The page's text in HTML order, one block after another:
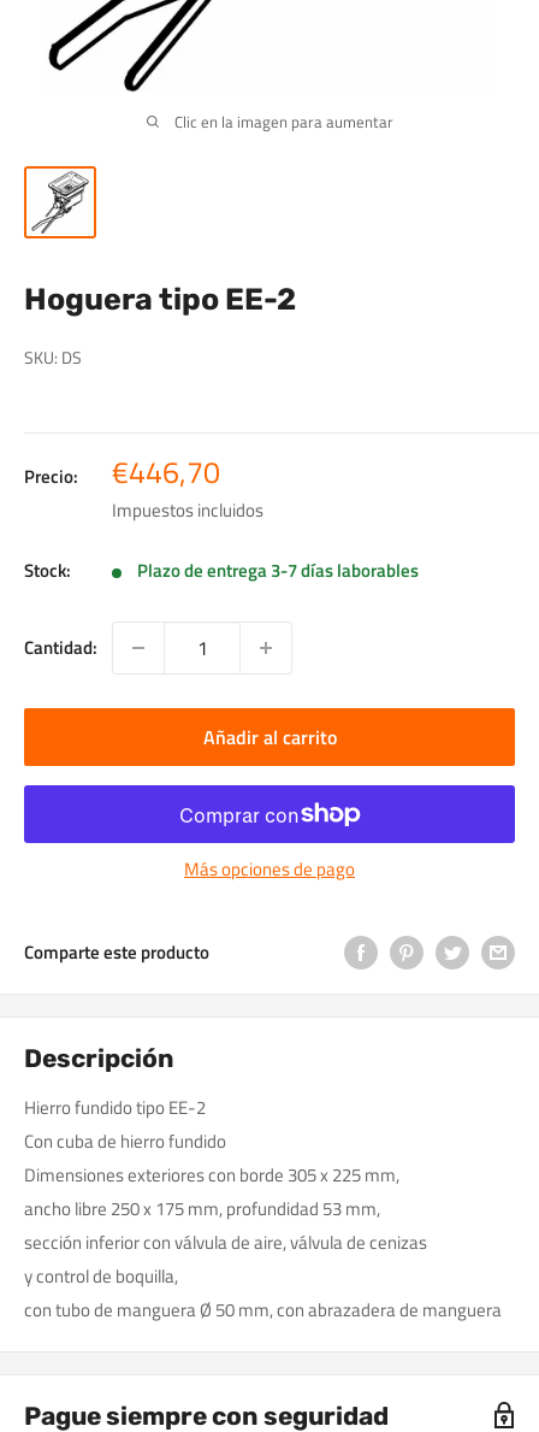
Clic en la imagen para aumentar
Hoguera tipo EE-2
SKU: DS
Precio: Precio
de
venta
€446,70
Impuestos incluidos
Stock: Plazo de entrega 3-7 días laborables
Cantidad:
Añadir al carrito
Más opciones de pago
Comparte este producto
Descripción
Hierro fundido tipo EE-2
Con cuba de hierro fundido
Dimensiones exteriores con borde 305 x 225 mm,
ancho libre 250 x 175 mm, profundidad 53 mm,
sección inferior con válvula de aire, válvula de cenizas
y control de boquilla,
con tubo de manguera Ø 50 mm, con abrazadera de manguera
Pague siempre con seguridad